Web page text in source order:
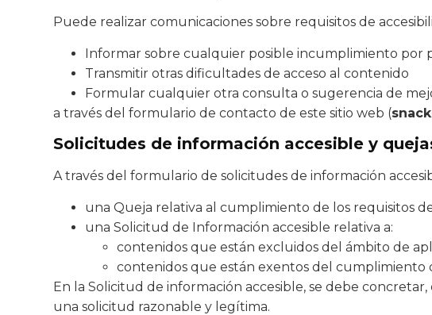
Puede realizar comunicaciones sobre requisitos de
Informar sobre cualquier posible incumplimiento por
Transmitir otras dificultades de acceso al contenido
Formular cualquier otra consulta o sugerencia de
a través del formulario de contacto de este sitio web (
Solicitudes de información accesible y
A través del formulario de solicitudes de información
una Queja relativa al cumplimiento de los requisitos del
una Solicitud de Información accesible relativa a:
contenidos que están excluidos del ámbito de
contenidos que están exentos del cumplimiento
En la Solicitud de información accesible, se debe
una solicitud razonable y legítima.